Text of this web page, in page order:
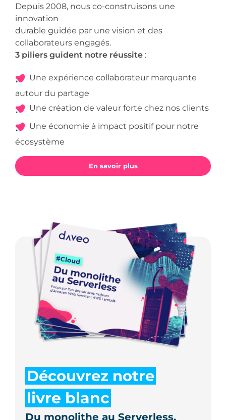
collaborateurs engagés.
3 piliers guident notre réussite
Une expérience collaborateur marquante
autour du partage
Une économie à impact positif pour notre
écosystème
En savoir plus
Découvrez notre
livre blanc
Du monolithe au Serverless,
focus sur l’un des services
majeurs d’Amazon Web Services